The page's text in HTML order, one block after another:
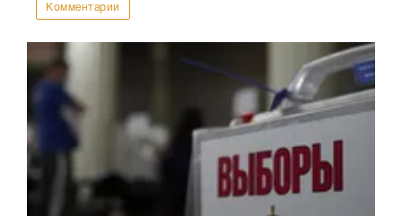
Комментарии